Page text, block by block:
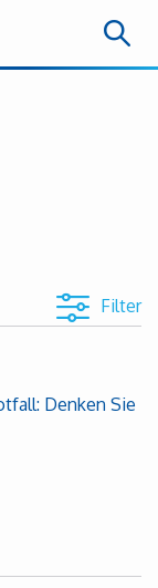
Filter
Denken Sie